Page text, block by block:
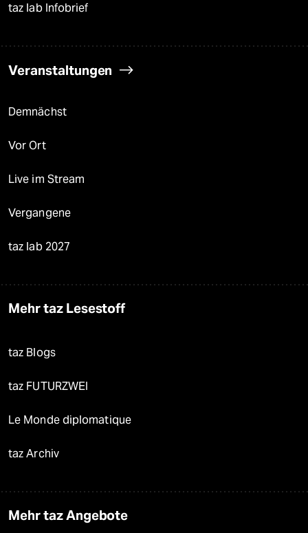
taz lab Infobrief
Veranstaltungen
Demnächst
Vor Ort
Live im Stream
Vergangene
taz lab 2027
Mehr taz Lesestoff
taz Blogs
taz FUTURZWEI
Le Monde diplomatique
taz Archiv
Mehr taz Angebote